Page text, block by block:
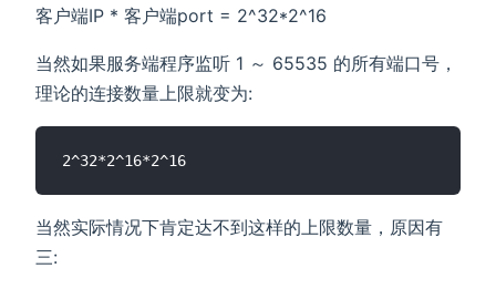
客户端IP * 客户端port = 2^32*2^16
当然如果服务端程序监听 1 ～ 65535 的所有端口号，
理论的连接数量上限就变为:
当然实际情况下肯定达不到这样的上限数量，原因有
三: